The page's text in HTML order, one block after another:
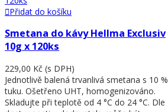
Přidat do košíku
Smetana do kávy Hellma Exclusiv
10g x 120ks
229,00 Kč (s DPH)
Jednotlivě balená trvanlivá smetana s 10 %
tuku. Ošetřeno UHT, homogenizováno.
Skladujte při teplotě od 4 °C do 24 °C. Dle